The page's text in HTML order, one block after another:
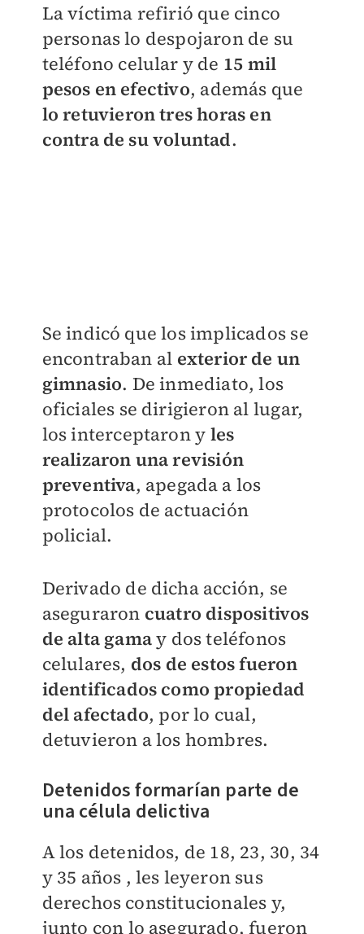
La víctima refirió que cinco
personas lo despojaron de su
teléfono celular y de 15 mil
pesos en efectivo, además que
lo retuvieron tres horas en
contra de su voluntad.
​Se indicó que los implicados se
encontraban al exterior de un
gimnasio. De inmediato, los
oficiales se dirigieron al lugar,
los interceptaron y les
realizaron una revisión
preventiva, apegada a los
protocolos de actuación
policial.
Derivado de dicha acción, se
aseguraron cuatro dispositivos
de alta gamay dos teléfonos
celulares, dos de estos fueron
identificados como propiedad
del afectado, por lo cual,
detuvieron a los hombres.
Detenidos formarían parte de
una célula delictiva
A los detenidos, de 18, 23, 30, 34
y 35 años , les leyeron sus
derechos constitucionales y,
junto con lo asegurado, fueron